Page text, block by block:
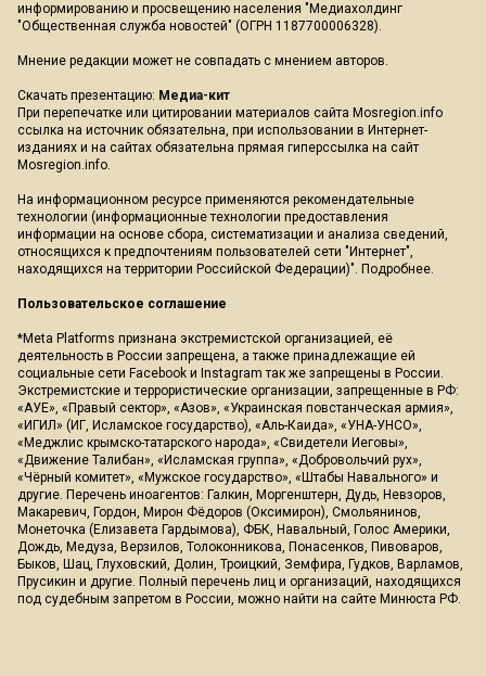
информированию и просвещению населения "Медиахолдинг
"Общественная служба новостей" (ОГРН 1187700006328).
Мнение редакции может не совпадать с мнением авторов.
Скачать презентацию: Медиа-кит
При перепечатке или цитировании материалов сайта Mosregion.info
ссылка на источник обязательна, при использовании в Интернет-
изданиях и на сайтах обязательна прямая гиперссылка на сайт
Mosregion.info.
На информационном ресурсе применяются рекомендательные
технологии (информационные технологии предоставления
информации на основе сбора, систематизации и анализа сведений,
относящихся к предпочтениям пользователей сети "Интернет",
находящихся на территории Российской Федерации)". Подробнее.
Пользовательское соглашение
*Meta Platforms признана экстремистской организацией, её
деятельность в России запрещена, а также принадлежащие ей
социальные сети Facebook и Instagram так же запрещены в России.
Экстремистские и террористические организации, запрещенные в РФ:
«АУЕ», «Правый сектор», «Азов», «Украинская повстанческая армия»,
«ИГИЛ» (ИГ, Исламское государство), «Аль-Каида», «УНА-УНСО»,
«Меджлис крымско-татарского народа», «Свидетели Иеговы»,
«Движение Талибан», «Исламская группа», «Добровольчий рух»,
«Чёрный комитет», «Мужское государство», «Штабы Навального» и
другие. Перечень иноагентов: Галкин, Моргенштерн, Дудь, Невзоров,
Макаревич, Гордон, Мирон Фёдоров (Оксимирон), Смольянинов,
Монеточка (Елизавета Гардымова), ФБК, Навальный, Голос Америки,
Дождь, Медуза, Верзилов, Толоконникова, Понасенков, Пивоваров,
Быков, Шац, Глуховский, Долин, Троицкий, Земфира, Гудков, Варламов,
Прусикин и другие. Полный перечень лиц и организаций, находящихся
под судебным запретом в России, можно найти на сайте Минюста РФ.